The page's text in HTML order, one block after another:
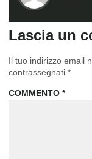
Lascia un
Il tuo indirizzo email
contrassegnati *
COMMENTO *